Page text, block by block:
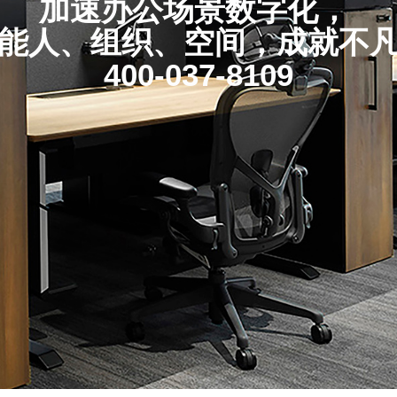
加速办公场景数字化，
人、组织、空间，成就不
400-037-8109